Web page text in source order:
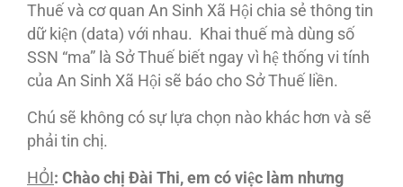
Thuế và cơ quan An Sinh Xã Hội chia sẻ thông tin
dữ kiện (data) với nhau. Khai thuế mà dùng số
SSN “ma” là Sở Thuế biết ngay vì hệ thống vi tính
của An Sinh Xã Hội sẽ báo cho Sở Thuế liền.
Chú sẽ không có sự lựa chọn nào khác hơn và sẽ
phải tin chị.
HỎI: Chào chị Đài Thi, em có việc làm nhưng